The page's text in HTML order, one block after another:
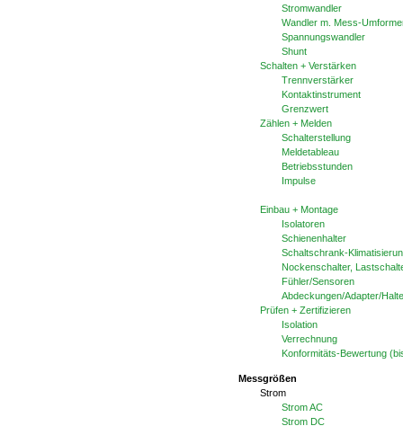
Stromwandler
Wandler m. Mess-
Spannungswandler
Shunt
Schalten + Verstärken
Trennverstärker
Kontaktinstrument
Grenzwert
Zählen + Melden
Schalterstellung
Meldetableau
Betriebsstunden
Impulse
Einbau + Montage
Isolatoren
Schienenhalter
Schaltschrank-
Nockenschalter,
Fühler/Sensoren
Abdeckungen/Adapter/
Prüfen + Zertifizieren
Isolation
Verrechnung
Konformitäts-Bewertung
Messgrößen
Strom
Strom AC
Strom DC